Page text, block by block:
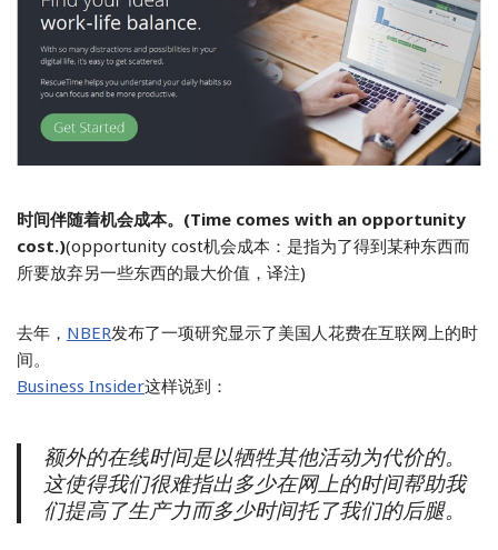
时间伴随着机会成本。(Time comes with an opportunity
cost.)(opportunity cost机会成本：是指为了得到某种东西而
所要放弃另一些东西的最大价值，译注)
去年， NBER发布了一项研究显示了美国人花费在互联网上的时
间。
Business Insider这样说到：
额外的在线时间是以牺牲其他活动为代价的。
这使得我们很难指出多少在网上的时间帮助我
们提高了生产力而多少时间托了我们的后腿。